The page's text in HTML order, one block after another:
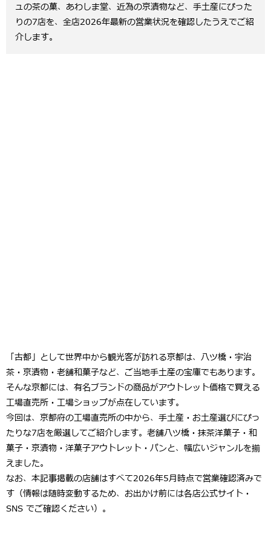
ュの茶の菓、あわしま堂、近為の京漬物など、手土産にぴった
りの7店を、全店2026年最新の営業状況を確認したうえでご紹
介します。
「古都」として世界中から観光客が訪れる京都は、八ツ橋・宇治
茶・京漬物・老舗和菓子など、ご当地手土産の宝庫でもあります。
そんな京都には、有名ブランドの商品がアウトレット価格で買える
工場直売所・工場ショップが点在しています。
今回は、 京都府の工場直売所の中から、手土産・お土産選びにぴっ
たりな7店を厳選してご紹介します。老舗八ツ橋・抹茶洋菓子・和
菓子・京漬物・洋菓子アウトレット・パンと、幅広いジャンルを揃
えました。
なお、本記事掲載の店舗はすべて2026年5月時点で営業確認済みで
す（情報は随時変動するため、お出かけ前には各店公式サイト・
SNS でご確認ください）。